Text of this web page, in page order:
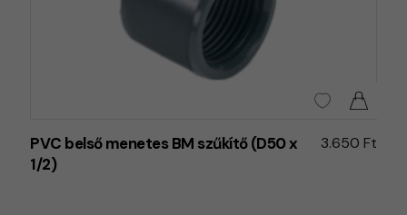
PVC belső menetes BM szűkítő (D50 x
1/2)
3.650 Ft